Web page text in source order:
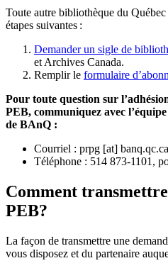
Toute autre bibliothèque du
étapes suivantes :
Demander un sigle de
et Archives Canada.
Remplir le formulaire
Pour toute question sur
PEB, communiquez avec
de BAnQ :
Courriel : prpg [at] banq.qc.ca
Téléphone : 514 873-1101,
Comment
PEB?
La façon de transmettre une
vous disposez et du partenaire